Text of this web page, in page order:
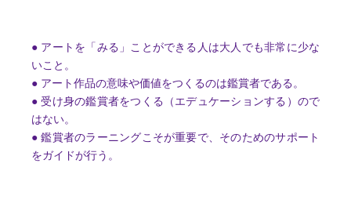
● アートを「みる」ことができる人は大人でも非常に少な
いこと。
● アート作品の意味や価値をつくるのは鑑賞者である。
● 受け身の鑑賞者をつくる（エデュケーションする）ので
はない。
● 鑑賞者のラーニングこそが重要で、そのためのサポート
をガイドが行う。